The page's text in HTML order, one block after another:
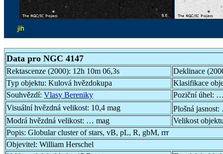
Data pro NGC 4147
Rektascenze (2000): 12h 10m 06,3s
Deklinace
Typ objektu: Kulová hvězdokupa
Klasifikace
Souhvězdí: Vlasy Bereniky Poziční úhel: …
Visuální hvězdná velikost: 10,4 mag Plošná jasnost:
Modrá hvězdná velikost: … mag
Velikost
Popis: Globular cluster of stars, vB, pL, R, gbM, rrr
Objevitel: William Herschel